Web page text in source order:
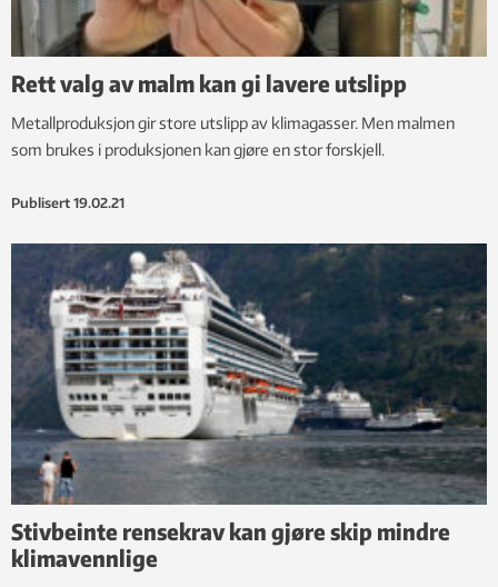
Rett valg av malm kan gi lavere utslipp
Metallproduksjon gir store utslipp av klimagasser. Men malmen
som brukes i produksjonen kan gjøre en stor forskjell.
Publisert 19.02.21
Stivbeinte rensekrav kan gjøre skip mindre
klimavennlige